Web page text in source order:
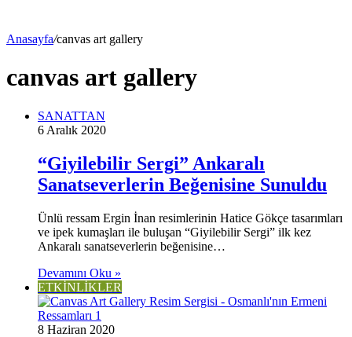
Anasayfa/canvas art gallery
canvas art gallery
SANATTAN
6 Aralık 2020
“Giyilebilir Sergi” Ankaralı
Sanatseverlerin Beğenisine Sunuldu
Ünlü ressam Ergin İnan resimlerinin Hatice Gökçe tasarımları
ve ipek kumaşları ile buluşan “Giyilebilir Sergi” ilk kez
Ankaralı sanatseverlerin beğenisine…
Devamını Oku »
ETKİNLİKLER
8 Haziran 2020